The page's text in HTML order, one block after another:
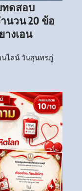
ทดสอบ
นวน 20 ข้อ
างเอน
ไลน์ วันสุนทรภู่